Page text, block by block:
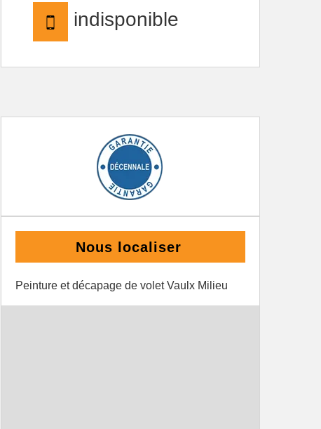
indisponible
Nous localiser
Peinture et décapage de volet Vaulx Milieu